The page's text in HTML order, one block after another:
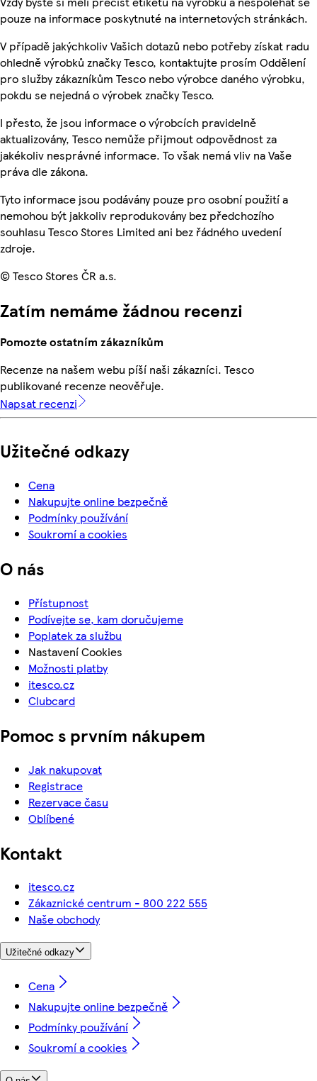
pouze na informace poskytnuté na internetových stránkách.
V případě jakýchkoliv Vašich dotazů nebo potřeby získat radu
ohledně výrobků značky Tesco, kontaktujte prosím Oddělení
pro služby zákazníkům Tesco nebo výrobce daného výrobku,
pokdu se nejedná o výrobek značky Tesco.
I přesto, že jsou informace o výrobcích pravidelně
aktualizovány, Tesco nemůže přijmout odpovědnost za
jakékoliv nesprávné informace. To však nemá vliv na Vaše
práva dle zákona.
Tyto informace jsou podávány pouze pro osobní použití a
nemohou být jakkoliv reprodukovány bez předchozího
souhlasu Tesco Stores Limited ani bez řádného uvedení
zdroje.
© Tesco Stores ČR a.s.
Zatím nemáme žádnou recenzi
Pomozte ostatním zákazníkům
Recenze na našem webu píší naši zákazníci. Tesco
publikované recenze neověřuje.
Napsat recenzi
Užitečné odkazy
Cena
Nakupujte online bezpečně
Podmínky používání
Soukromí a cookies
O nás
Přístupnost
Podívejte se, kam doručujeme
Poplatek za službu
Nastavení Cookies
Možnosti platby
itesco.cz
Clubcard
Pomoc s prvním nákupem
Jak nakupovat
Registrace
Rezervace času
Oblíbené
Kontakt
itesco.cz
Zákaznické centrum - 800 222 555
Naše obchody
Užitečné odkazy
Cena
Nakupujte online bezpečně
Podmínky používání
Soukromí a cookies